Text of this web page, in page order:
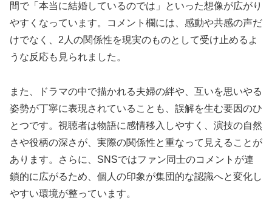
間で「本当に結婚しているのでは」といった想像が広がり
やすくなっています。コメント欄には、感動や共感の声だ
けでなく、2人の関係性を現実のものとして受け止めるよ
うな反応も見られました。
また、ドラマの中で描かれる夫婦の絆や、互いを思いやる
姿勢が丁寧に表現されていることも、誤解を生む要因のひ
とつです。視聴者は物語に感情移入しやすく、演技の自然
さや役柄の深さが、実際の関係性と重なって見えることが
あります。さらに、SNSではファン同士のコメントが連
鎖的に広がるため、個人の印象が集団的な認識へと変化し
やすい環境が整っています。